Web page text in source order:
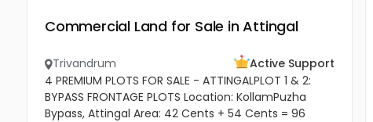
Commercial Land for Sale in Attingal
Trivandrum
Active Support
4 PREMIUM PLOTS FOR SALE - ATTINGALPLOT 1 & 2:
BYPASS FRONTAGE PLOTS Location: KollamPuzha
Bypass, Attingal Area: 42 Cents + 54 Cents = 96